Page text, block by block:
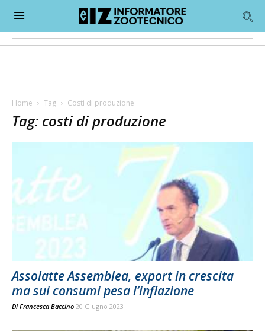
Home Tag Costi di produzione
Tag: costi di produzione
Assolatte Assemblea, export in crescita
ma sui consumi pesa l’inflazione
Di Francesca Baccino 20 Giugno 2023